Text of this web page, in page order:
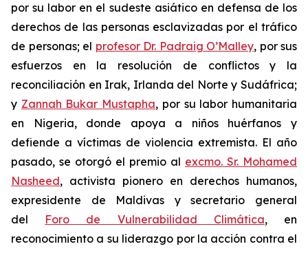
por su labor en el sudeste asiático en defensa de los
derechos de las personas esclavizadas por el tráfico
de personas; el profesor Dr. Padraig O’Malley, por sus
esfuerzos en la resolución de conflictos y la
reconciliación en Irak, Irlanda del Norte y Sudáfrica;
y Zannah Bukar Mustapha, por su labor humanitaria
en Nigeria, donde apoya a niños huérfanos y
defiende a víctimas de violencia extremista. El año
pasado, se otorgó el premio al excmo. Sr. Mohamed
Nasheed, activista pionero en derechos humanos,
expresidente de Maldivas y secretario general
del Foro de Vulnerabilidad Climática, en
reconocimiento a su liderazgo por la acción contra el